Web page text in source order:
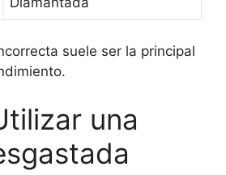
suele ser la principal
una